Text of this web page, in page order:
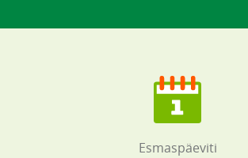
Esmaspäeviti